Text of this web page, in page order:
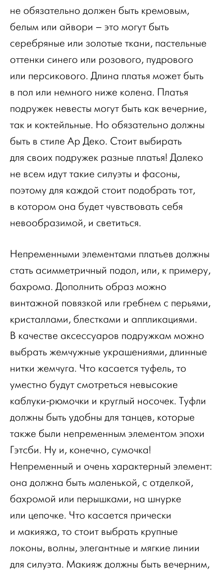
не обязательно должен быть кремовым,
белым или айвори – это могут быть
серебряные или золотые ткани, пастельные
оттенки синего или розового, пудрового
или персикового. Длина платья может быть
в пол или немного ниже колена. Платья
подружек невесты могут быть как вечерние,
так и коктейльные. Но обязательно должны
быть в стиле Ар Деко. Стоит выбирать
для своих подружек разные платья! Далеко
не всем идут такие силуэты и фасоны,
поэтому для каждой стоит подобрать тот,
в котором она будет чувствовать себя
невообразимой, и светиться.
Непременными элементами платьев должны
стать асимметричный подол, или, к примеру,
бахрома. Дополнить образ можно
винтажной повязкой или гребнем с перьями,
кристаллами, блестками и аппликациями.
В качестве аксессуаров подружкам можно
выбрать жемчужные украшениями, длинные
нитки жемчуга. Что касается туфель, то
уместно будут смотреться невысокие
каблуки-рюмочки и круглый носочек. Туфли
должны быть удобны для танцев, которые
также были непременным элементом эпохи
Гэтсби. Ну и, конечно, сумочка!
Непременный и очень характерный элемент:
она должна быть маленькой, с отделкой,
бахромой или перышками, на шнурке
или цепочке. Что касается прически
и макияжа, то стоит выбрать крупные
локоны, волны, элегантные и мягкие линии
для силуэта. Макияж должны быть вечерним,